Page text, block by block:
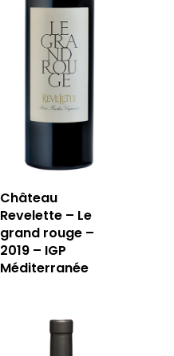
Château
Revelette – Le
grand rouge –
2019 – IGP
Méditerranée